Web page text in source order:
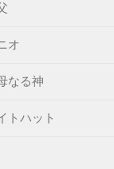
オ
なる神
トハット